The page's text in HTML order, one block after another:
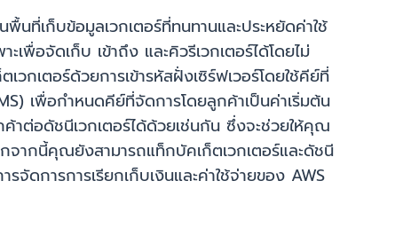
ที่เก็บข้อมูลเวกเตอร์ที่ทนทานและประหยัดค่าใช้
พื่อจัดเก็บ เข้าถึง และคิวรีเวกเตอร์ได้โดยไม่
กเตอร์ด้วยการเข้ารหัสฝั่งเซิร์ฟเวอร์โดยใช้คีย์ที่
เพื่อกำหนดคีย์ที่จัดการโดยลูกค้าเป็นค่าเริ่มต้น
าต่อดัชนีเวกเตอร์ได้ด้วยเช่นกัน ซึ่งจะช่วยให้คุณ
ากนี้คุณยังสามารถแท็กบัคเก็ตเวกเตอร์และดัชนี
ดการการเรียกเก็บเงินและค่าใช้จ่ายของ AWS